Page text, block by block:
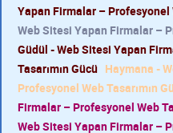
Yapan Firmalar – Profesyonel
Web Sitesi Yapan Firmalar –
Güdül - Web Sitesi Yapan
Tasarımın Gücü Haymana -
Profesyonel Web Tasarımın
Firmalar – Profesyonel Web
Web Sitesi Yapan Firmalar –